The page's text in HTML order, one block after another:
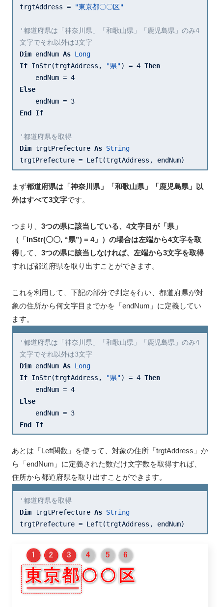
trgtAddress =
"東京都〇〇区"
'都道府県は「神奈川県」「和歌山県」「鹿児島県」のみ4
文字でそれ以外は3文字
Dim endNum As Long
If InStr(trgtAddress, "県") = 4 Then
    endNum =
4
Else
    endNum =
3
End
If
'都道府県を取得
Dim trgtPrefecture As String
trgtPrefecture = Left(trgtAddress, endNum)
まず都道府県は「神奈川県」「和歌山県」「鹿児島県」以
外はすべて3文字です。
つまり、 3つの県に該当している、4文字目が「県」
（「InStr(〇〇, “県”) = 4」）の場合は左端から4文字を取
得して、 3つの県に該当しなければ、左端から3文字を取得
すれば都道府県を取り出すことができます。
これを利用して、下記の部分で判定を行い、都道府県が対
象の住所から何文字目までかを「endNum」に定義してい
ます。
'都道府県は「神奈川県」「和歌山県」「鹿児島県」のみ4
文字でそれ以外は3文字
Dim endNum As Long
If InStr(trgtAddress, "県") = 4 Then
    endNum =
4
Else
    endNum =
3
End If
あとは「Left関数」を使って、対象の住所「trgtAddress」か
ら「endNum」に定義された数だけ文字数を取得すれば、
住所から都道府県を取り出すことができます。
'都道府県を取得
Dim trgtPrefecture As String
trgtPrefecture = Left(trgtAddress, endNum)